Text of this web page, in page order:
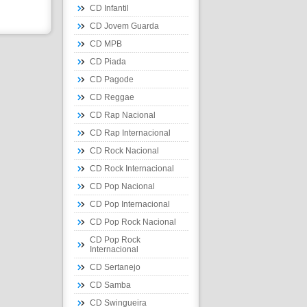
CD Infantil
CD Jovem Guarda
CD MPB
CD Piada
CD Pagode
CD Reggae
CD Rap Nacional
CD Rap Internacional
CD Rock Nacional
CD Rock Internacional
CD Pop Nacional
CD Pop Internacional
CD Pop Rock Nacional
CD Pop Rock
Internacional
CD Sertanejo
CD Samba
CD Swingueira